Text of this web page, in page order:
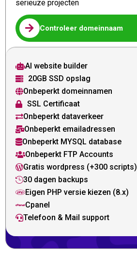
serieuze projecten
 Controleer domeinnaam
AI website builder
 20GB SSD opslag
Onbeperkt domeinnamen
 SSL Certificaat
Onbeperkt dataverkeer
Onbeperkt emailadressen
Onbeperkt MYSQL database
Onbeperkt FTP Accounts
Gratis wordpress (+300 scripts)
30 dagen backups
Eigen PHP versie kiezen (8.x)
Cpanel
Telefoon & Mail support